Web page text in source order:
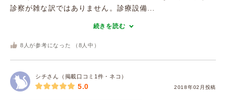
診察が雑な訳ではありません。診療設備...
続きを読む
8 人が参考になった （ 8 人中）
シチさん（掲載口コミ1件・ネコ）
2018年02月投稿
5.0